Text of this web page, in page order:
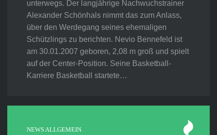
unterwegs. Der langjährige Nachwuchstrainer
Alexander Schönhals nimmt das zum Anlass,
über den Werdegang seines ehemaligen
Schützlings zu berichten. Nevio Bennefeld ist
am 30.01.2007 geboren, 2,08 m groß und spielt
auf der Center-Position. Seine Basketball-
Karriere Basketball startete…
NEWS ALLGEMEIN